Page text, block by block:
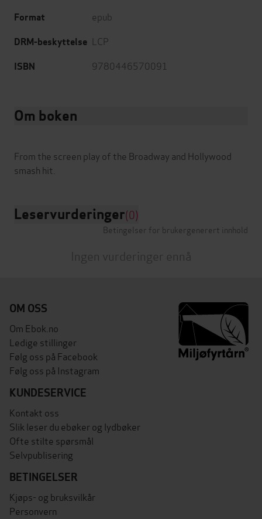
Format epub
DRM-beskyttelse LCP
ISBN 9780446570091
Om boken
From the screen play of the Broadway and Hollywood
Leservurderinger(0)
Betingelser for brukergenerert innhold
Ingen vurderinger ennå
OM OSS
Om Ebok.no
Ledige stillinger
Følg oss på Facebook
Følg oss på Instagram
KUNDESERVICE
Kontakt oss
Slik leser du ebøker og lydbøker
Ofte stilte spørsmål
Selvpublisering
BETINGELSER
Kjøps- og bruksvilkår
Personvern